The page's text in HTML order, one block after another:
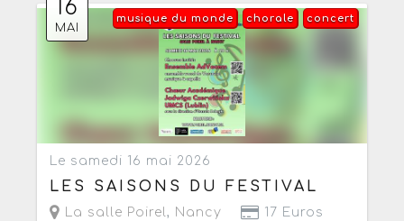
16
MAI
concert
chorale
musique du monde
Le samedi 16 mai 2026
LES SAISONS DU FESTIVAL
La salle Poirel, Nancy 17 Euros